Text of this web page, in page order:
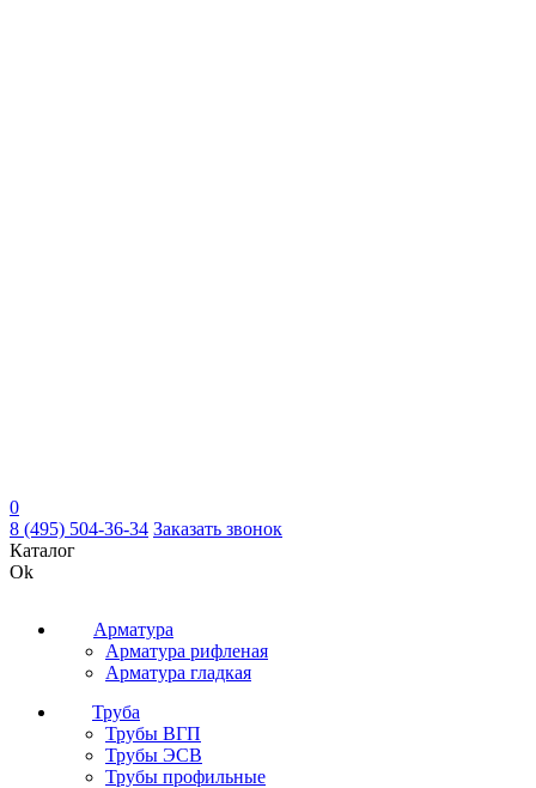
0
8 (495) 504-36-34 Заказать звонок
Каталог
Ok
Арматура
Арматура рифленая
Арматура гладкая
Труба
Трубы ВГП
Трубы ЭСВ
Трубы профильные